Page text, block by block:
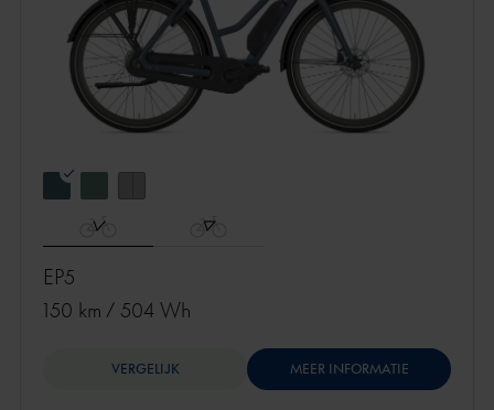
EP5
150 km / 504 Wh
VERGELIJK MEER INFORMATIE